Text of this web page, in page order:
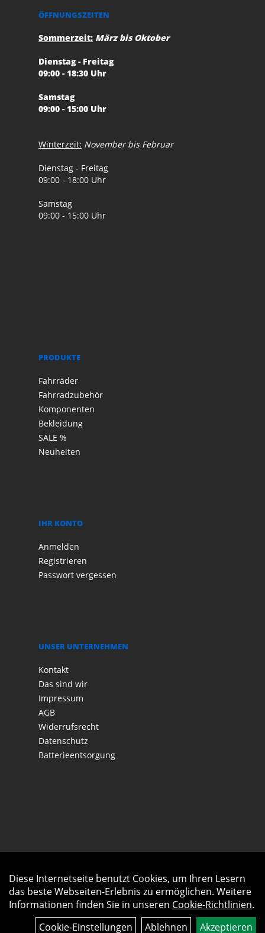
ÖFFNUNGSZEITEN
Sommerzeit: März bis Oktober
Dienstag - Freitag
09:00 - 18:30 Uhr
Samstag
09:00 - 15:00 Uhr
Winterzeit: November bis Februar
Dienstag - Freitag
09:00 - 18:00 Uhr
Samstag
09:00 - 15:00 Uhr
PRODUKTE
Fahrräder
Fahrradzubehör
Komponenten
Bekleidung
SALE %
Neuheiten
IHR KONTO
Anmelden
Registrieren
Passwort vergessen
UNSER UNTERNEHMEN
Kontakt
Das sind wir
Impressum
AGB
Widerrufsrecht
Datenschutz
Batterieentsorgung
Diese Internetseite benutzt Cookies, um Ihren Lesern
das beste Webseiten-Erlebnis zu ermöglichen. Weitere
Informationen finden Sie in unseren Cookie-Richtlinien.
Cookie-Einstellungen
Ablehnen Akzeptieren
Auftrag widerrufen